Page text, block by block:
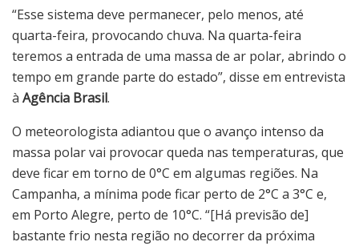
“Esse sistema deve permanecer, pelo menos, até
quarta-feira, provocando chuva. Na quarta-feira
teremos a entrada de uma massa de ar polar, abrindo o
tempo em grande parte do estado”, disse em entrevista
à Agência Brasil.
O meteorologista adiantou que o avanço intenso da
massa polar vai provocar queda nas temperaturas, que
deve ficar em torno de 0°C em algumas regiões. Na
Campanha, a mínima pode ficar perto de 2°C a 3°C e,
em Porto Alegre, perto de 10°C. “[Há previsão de]
bastante frio nesta região no decorrer da próxima